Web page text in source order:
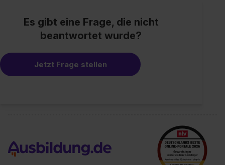
Es gibt eine Frage, die nicht
beantwortet wurde?
Jetzt Frage stellen